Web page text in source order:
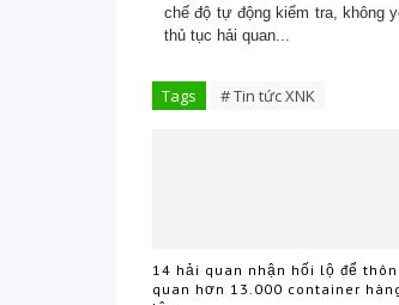
chế độ tự động kiểm tra, không
thủ tục hải quan...
Tags # Tin tức XNK
14 hải quan nhận hối lộ để
quan hơn 13.000 container